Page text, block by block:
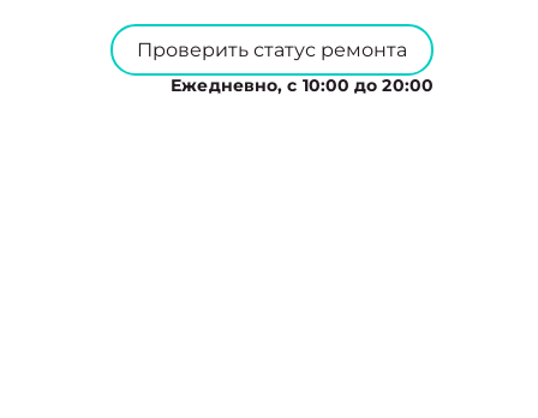
Проверить статус ремонта
Ежедневно, с 10:00 до 20:00